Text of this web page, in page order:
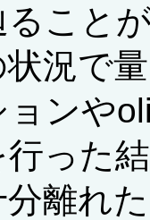
こと
況で
ョンや
った
離れ